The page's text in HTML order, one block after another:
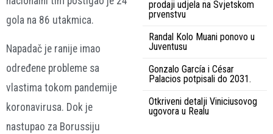
gola na 86 utakmica.
Napadač je ranije imao
određene probleme sa
vlastima tokom pandemije
koronavirusa. Dok je
nastupao za Borussiju
prodaji udjela na Svjetskom
prvenstvu
Randal Kolo Muani ponovo u
Juventusu
Gonzalo García i César
Palacios potpisali do 2031.
Otkriveni detalji Viniciusovog
ugovora u Realu